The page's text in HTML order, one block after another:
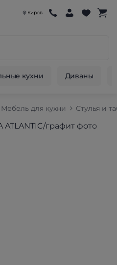
Киров
кухни Диваны
Мебель для кухни Стулья и